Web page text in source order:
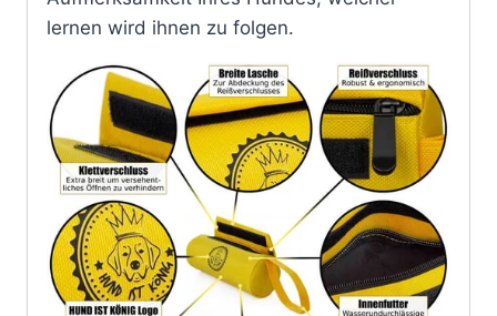
lernen wird ihnen zu folgen.